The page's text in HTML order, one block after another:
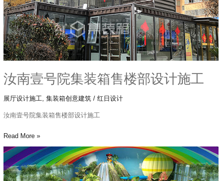
汝南壹号院集装箱售楼部设计施工
展厅设计施工 集装箱创意建筑/ 红日设计
汝南壹号院集装箱售楼部设计施工
楼
部
设
计
施
Read More »
中
信
国